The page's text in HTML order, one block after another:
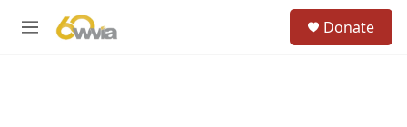
M
Donate